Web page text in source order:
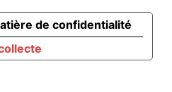
de confidentialité